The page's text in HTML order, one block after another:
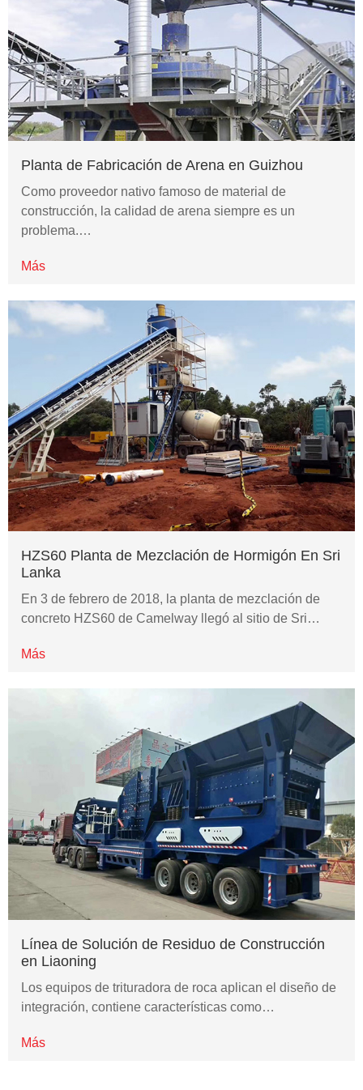
Planta de Fabricación de Arena en Guizhou
Como proveedor nativo famoso de material de
construcción, la calidad de arena siempre es un
problema.…
Más
HZS60 Planta de Mezclación de Hormigón En Sri
Lanka
En 3 de febrero de 2018, la planta de mezclación de
concreto HZS60 de Camelway llegó al sitio de Sri…
Más
Línea de Solución de Residuo de Construcción
en Liaoning
Los equipos de trituradora de roca aplican el diseño de
integración, contiene características como…
Más